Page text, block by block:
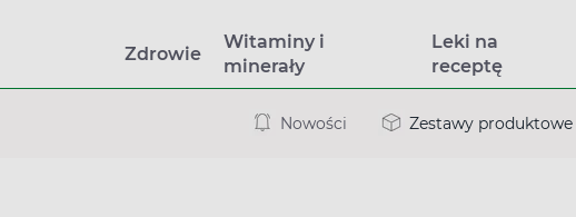
Zdrowie
Witaminy i
minerały
Leki na
receptę
Nowości Zestawy produktowe